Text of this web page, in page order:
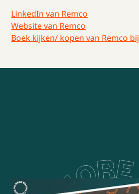
LinkedIn van Remco
Website van Remco
Boek kijken/ kopen van Remco